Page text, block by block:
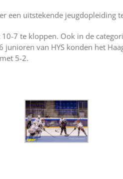
een uitstekende jeugdopleiding
7 te kloppen. Ook in de
van HYS konden het
5-2.